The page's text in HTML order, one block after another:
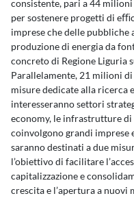
consistente, pari a 44
per sostenere progetti di
imprese che delle
produzione di energia da
concreto di Regione Liguria
Parallelamente, 21 milioni
misure dedicate alla ricerca
interesseranno settori
economy, le infrastrutture
coinvolgono grandi imprese
saranno destinati a due
l’obiettivo di facilitare
capitalizzazione e
crescita e l’apertura a nuovi